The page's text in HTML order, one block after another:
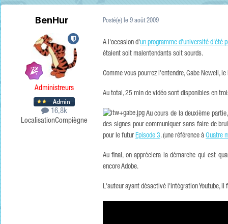
BenHur
Administreurs
16,8k
LocalisationCompiègne
Posté(e) le 9 août 2009
A l'occasion d'un programme d'université d'été
étaient soit malentendants soit sourds.
Comme vous pourrez l'entendre, Gabe Newell,
Au total, 25 min de vidéo sont disponibles en
Au cours de la deuxième
des signes pour communiquer sans faire de
pour le futur Episode 3. (une référence à Quatre
Au final, on appréciera la démarche qui est
encore Adobe.
L'auteur ayant désactivé l'intégration Youtube,